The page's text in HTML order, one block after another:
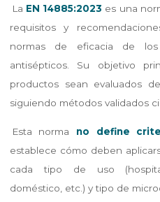
La EN 14885:2023 es una
requisitos y
normas de eficacia de los
antisépticos. Su objetivo
productos sean evaluados
siguiendo métodos validados
Esta norma no define
establece cómo deben
cada tipo de uso
doméstico, etc.) y tipo de